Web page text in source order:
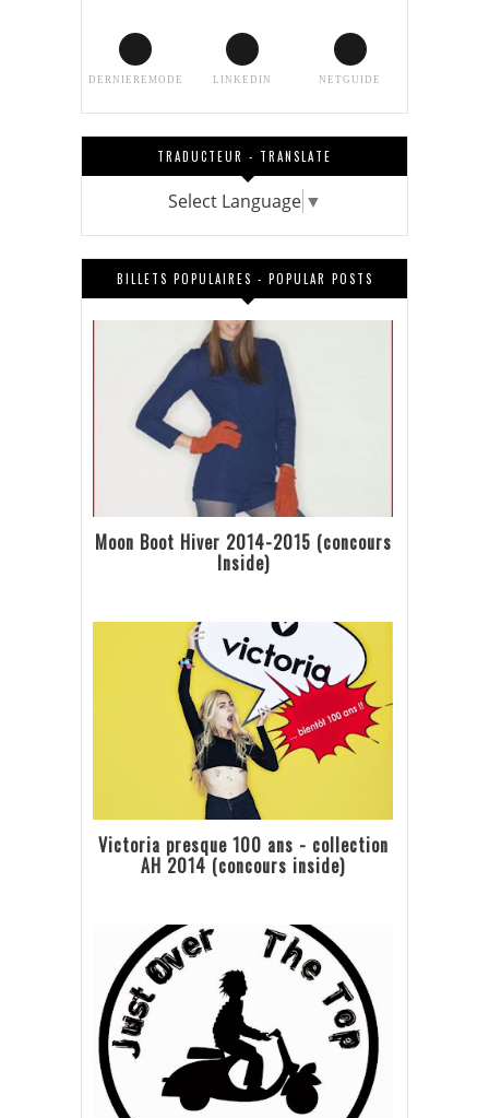
DERNIEREMODE LINKEDIN NETGUIDE
TRADUCTEUR - TRANSLATE
Select Language ▼
BILLETS POPULAIRES - POPULAR POSTS
Moon Boot Hiver 2014-2015 (concours
Inside)
Victoria presque 100 ans - collection
AH 2014 (concours inside)